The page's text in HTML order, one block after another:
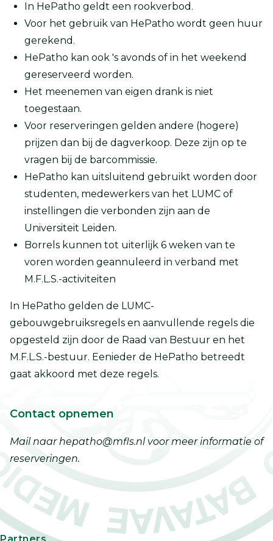
In HePatho geldt een rookverbod.
Voor het gebruik van HePatho wordt geen huur
gerekend.
HePatho kan ook 's avonds of in het weekend
gereserveerd worden.
Het meenemen van eigen drank is niet
toegestaan.
Voor reserveringen gelden andere (hogere)
prijzen dan bij de dagverkoop. Deze zijn op te
vragen bij de barcommissie.
HePatho kan uitsluitend gebruikt worden door
studenten, medewerkers van het LUMC of
instellingen die verbonden zijn aan de
Universiteit Leiden.
Borrels kunnen tot uiterlijk 6 weken van te
voren worden geannuleerd in verband met
M.F.L.S.-activiteiten
In HePatho gelden de LUMC-
gebouwgebruiksregels en aanvullende regels die
opgesteld zijn door de Raad van Bestuur en het
M.F.L.S.-bestuur. Eenieder de HePatho betreedt
gaat akkoord met deze regels.
Contact opnemen
Mail naar hepatho@mfls.nl voor meer informatie of
reserveringen.